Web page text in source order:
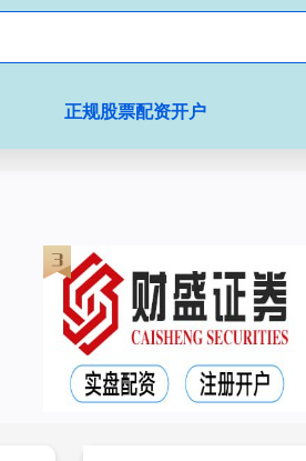
正规股票配资开户